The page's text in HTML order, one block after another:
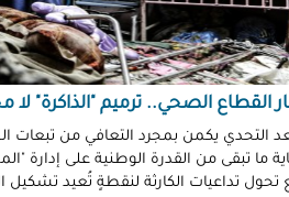
الشُّهود.. نهجٌ "إسرائيلي"
من العقاب!
توفيق
"الشبح" بغزة.. هويّات تُكشف
مرة!
القطاع الصحي.. ترميم "الذاكرة" لا
التحدي يكمن بمجرد التعافي من تبعات
ما تبقى من القدرة الوطنية على إدارة
تحول تداعيات الكارثة لنقطةٍ تُعيد تشكيل